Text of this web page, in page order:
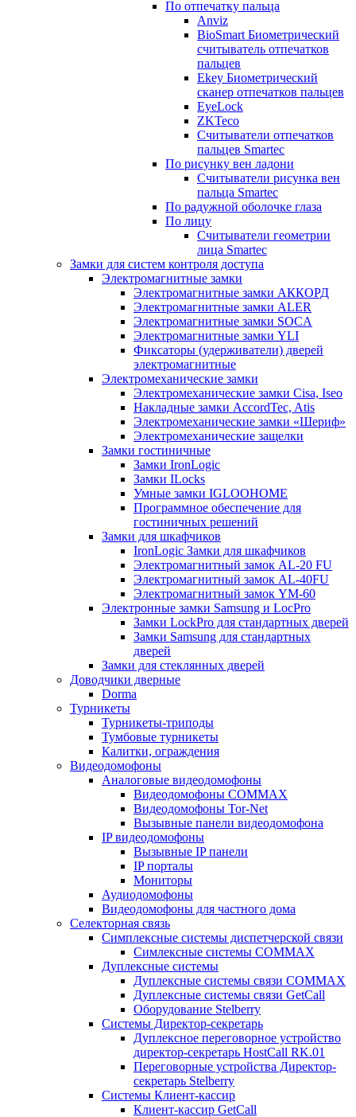
По отпечатку пальца
Anviz
BioSmart Биометрический
считыватель отпечатков
пальцев
Ekey Биометрический
сканер отпечатков пальцев
EyeLock
ZKTeco
Считыватели отпечатков
пальцев Smartec
По рисунку вен ладони
Считыватели рисунка вен
пальца Smartec
По радужной оболочке глаза
По лицу
Считыватели геометрии
лица Smartec
Замки для систем контроля доступа
Электромагнитные замки
Электромагнитные замки АККОРД
Электромагнитные замки ALER
Электромагнитные замки SOCA
Электромагнитные замки YLI
Фиксаторы (удерживатели) дверей
электромагнитные
Электромеханические замки
Электромеханические замки Cisa, Iseo
Накладные замки AccordTec, Atis
Электромеханические замки «Шериф»
Электромеханические защелки
Замки гостиничные
Замки IronLogic
Замки ILocks
Умные замки IGLOOHOME
Программное обеспечение для
гостиничных решений
Замки для шкафчиков
IronLogic Замки для шкафчиков
Электромагнитный замок AL-20 FU
Электромагнитный замок AL-40FU
Электромагнитный замок YM-60
Электронные замки Samsung и LocPro
Замки LockPro для стандартных дверей
Замки Samsung для стандартных
дверей
Замки для стеклянных дверей
Доводчики дверные
Dorma
Турникеты
Турникеты-триподы
Тумбовые турникеты
Калитки, ограждения
Видеодомофоны
Аналоговые видеодомофоны
Видеодомофоны COMMAX
Видеодомофоны Tor-Net
Вызывные панели видеодомофона
IP видеодомофоны
Вызывные IP панели
IP порталы
Мониторы
Аудиодомофоны
Видеодомофоны для частного дома
Селекторная связь
Симплексные системы диспетчерской связи
Симлексные системы COMMAX
Дуплексные системы
Дуплексные системы связи COMMAX
Дуплексные системы связи GetCall
Оборудование Stelberry
Системы Директор-секретарь
Дуплексное переговорное устройство
директор-секретарь HostCall RK.01
Переговорные устройства Директор-
секретарь Stelberry
Системы Клиент-кассир
Клиент-кассир GetCall